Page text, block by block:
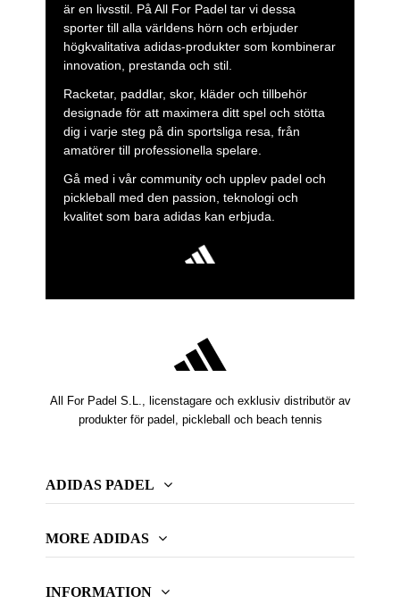
är en livsstil. På All For Padel tar vi dessa
sporter till alla världens hörn och erbjuder
högkvalitativa adidas-produkter som kombinerar
innovation, prestanda och stil.
Racketar, paddlar, skor, kläder och tillbehör
designade för att maximera ditt spel och stötta
dig i varje steg på din sportsliga resa, från
amatörer till professionella spelare.
Gå med i vår community och upplev padel och
pickleball med den passion, teknologi och
kvalitet som bara adidas kan erbjuda.
All For Padel S.L., licenstagare och exklusiv distributör av
produkter för padel, pickleball och beach tennis
ADIDAS PADEL
MORE ADIDAS
INFORMATION